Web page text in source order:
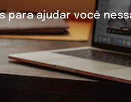
para ajudar você